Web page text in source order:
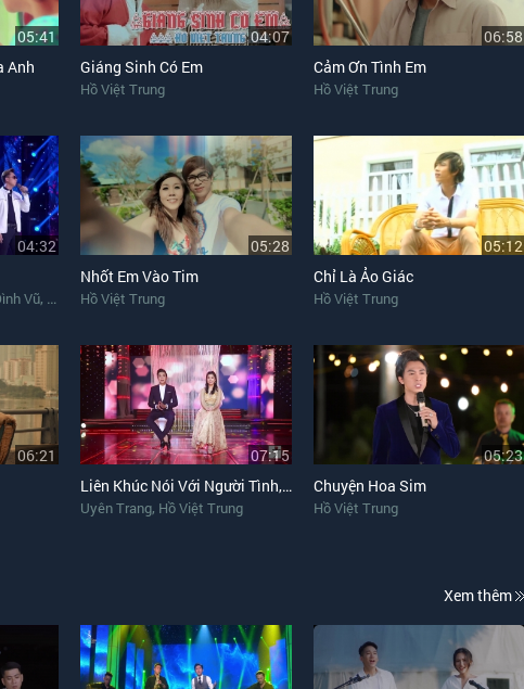
05:41
Anh
04:07
Giáng Sinh Có Em
Hồ Việt Trung
06:58
Cảm Ơn Tình Em
Hồ Việt Trung
04:32
Vũ, Chu Bin,Hồ Việt Trung
05:28
Nhốt Em Vào Tim
Hồ Việt Trung
05:12
Chỉ Là Ảo Giác
Hồ Việt Trung
06:21
07:15
Liên Khúc Nói Với Người Tình, Đừng Nói Xa Nhau
Uyên Trang, Hồ Việt Trung
05:23
Chuyện Hoa Sim
Hồ Việt Trung
Xem thêm